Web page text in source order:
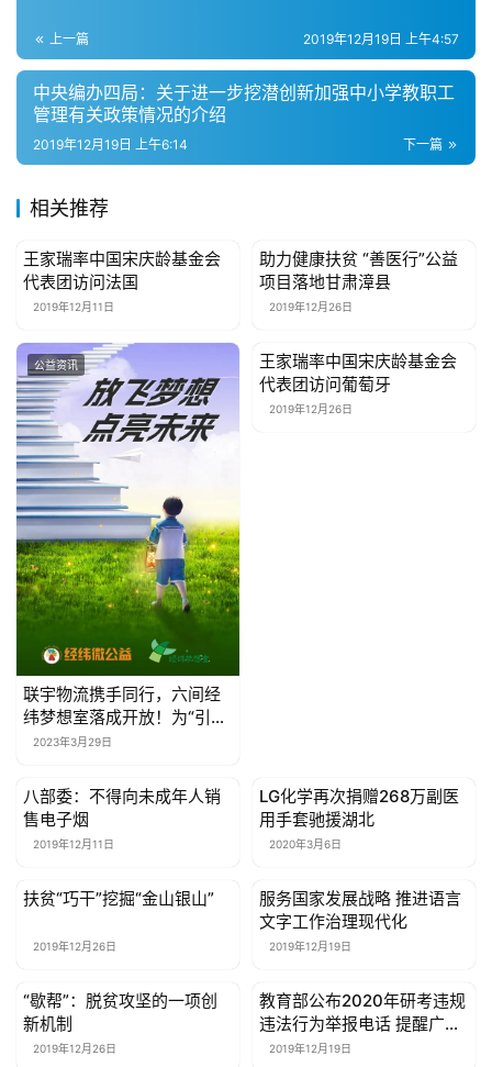
健
康
资
讯
关
我
们
联
系
我
们
上一篇 2019年12月19日 上午4:57
中央编办四局：​关于进一步挖潜创新加强中小学教职工
管理有关政策情况的介绍
下一篇
2019年12月19日 上午6:14
相关推荐
公益资讯
王家瑞率中国宋庆龄基金会
代表团访问法国
2019年12月11日
公益资讯
助力健康扶贫 “善医行”公益
项目落地甘肃漳县
2019年12月26日
公益资讯
联宇物流携手同行，六间经
纬梦想室落成开放！为“引梦
人”的力量点赞
2023年3月29日
公益资讯
王家瑞率中国宋庆龄基金会
代表团访问葡萄牙
2019年12月26日
公益资讯
八部委：不得向未成年人销
售电子烟
2019年12月11日
公益资讯
LG化学再次捐赠268万副医
用手套驰援湖北
2020年3月6日
公益资讯
扶贫“巧干”挖掘“金山银山”
2019年12月26日
公益资讯
服务国家发展战略 推进语言
文字工作治理现代化
2019年12月19日
公益资讯
“歇帮”：脱贫攻坚的一项创
新机制
2019年12月26日
公益资讯
​教育部公布2020年研考违规
违法行为举报电话 提醒广大
考生知法守法诚信考试
2019年12月19日